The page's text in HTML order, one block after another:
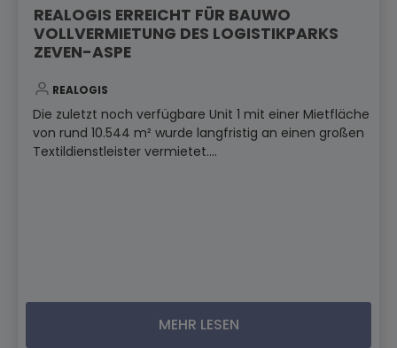
REALOGIS ERREICHT FÜR BAUWO
VOLLVERMIETUNG DES LOGISTIKPARKS
ZEVEN-ASPE
REALOGIS
Die zuletzt noch verfügbare Unit 1 mit einer Mietfläche
von rund 10.544 m² wurde langfristig an einen großen
Textildienstleister vermietet....
MEHR LESEN